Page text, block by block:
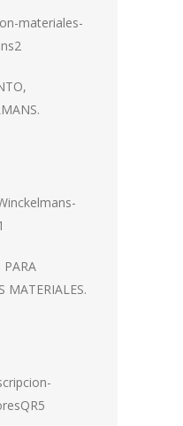
PARA
MATERIALES.